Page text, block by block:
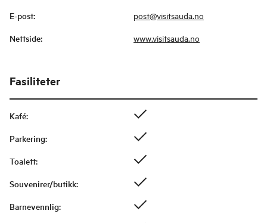
E-post: post@visitsauda.no
Nettside: www.visitsauda.no
Fasiliteter
Kafé:
Parkering:
Toalett:
Souvenirer/butikk:
Barnevennlig: